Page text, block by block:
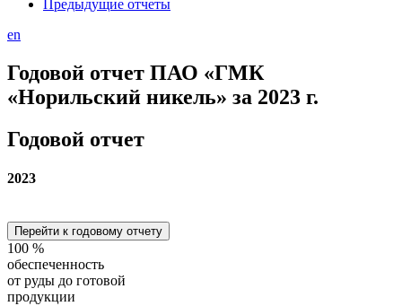
Предыдущие отчеты
en
Годовой отчет ПАО «ГМК
«Норильский никель» за 2023 г.
Годовой отчет
2023
Перейти к годовому отчету
100 %
обеспеченность
от руды до готовой
продукции